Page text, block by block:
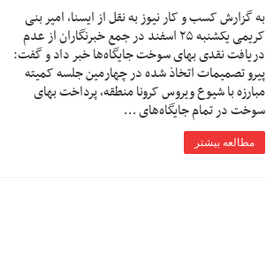
به گزارش کسب و کار نیوز به نقل از ایسنا, امیر بنی
کریمی یکشنبه ۲۵ اسفند در جمع خبرنگاران از عدم
دریافت نقدی بهای سوخت جایگاه‌ها خبر داد و گفت:
پیرو تصمیمات اتخاذ شده در چهارمین جلسه کمیته
مبارزه با شیوع ویروس کرونا منطقه، پرداخت بهای
سوخت در تمام جایگاه‌های …
مطالعه بیشتر